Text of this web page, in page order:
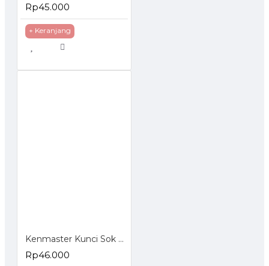
Rp45.000
+ Keranjang
Kenmaster Kunci Sok Set 40 Pcs
Rp46.000